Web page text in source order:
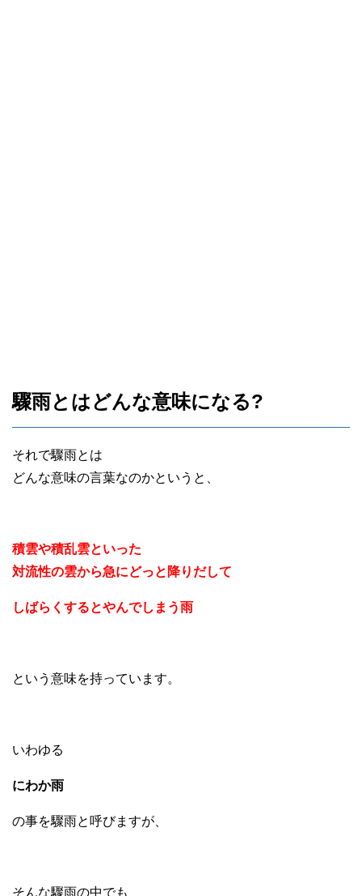
驟雨とはどんな意味になる?
それで驟雨とは
どんな意味の言葉なのかというと、
積雲や積乱雲といった
対流性の雲から急にどっと降りだして
しばらくするとやんでしまう雨
という意味を持っています。
いわゆる
にわか雨
の事を驟雨と呼びますが、
そんな驟雨の中でも